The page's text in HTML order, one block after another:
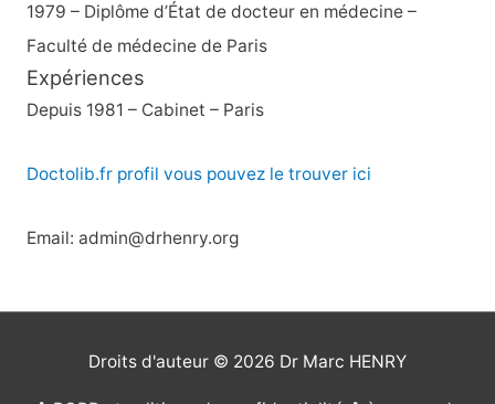
1979 – Diplôme d’État de docteur en médecine –
Faculté de médecine de Paris
Expériences
Depuis 1981 – Cabinet – Paris
Doctolib.fr profil vous pouvez le trouver ici
Email: admin@drhenry.org
Droits d'auteur © 2026 Dr Marc HENRY